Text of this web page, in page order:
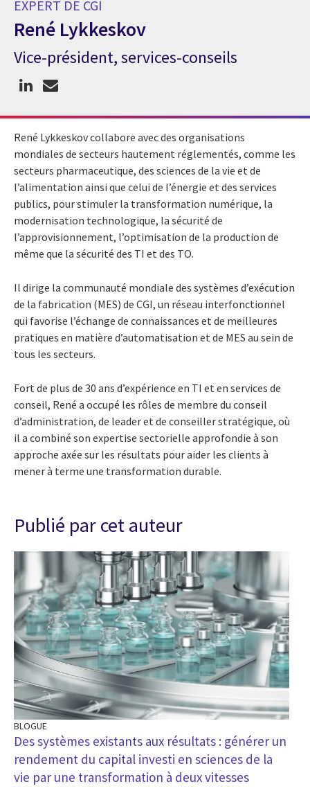
EXPERT DE CGI
René Lykkeskov
Expert de CGI René Lykkeskov
Vice-président, services-conseils
René Lykkeskov collabore avec des organisations
mondiales de secteurs hautement réglementés, comme les
secteurs pharmaceutique, des sciences de la vie et de
l’alimentation ainsi que celui de l’énergie et des services
publics, pour stimuler la transformation numérique, la
modernisation technologique, la sécurité de
l’approvisionnement, l’optimisation de la production de
même que la sécurité des TI et des TO.
Il dirige la communauté mondiale des systèmes d’exécution
de la fabrication (MES) de CGI, un réseau interfonctionnel
qui favorise l’échange de connaissances et de meilleures
pratiques en matière d’automatisation et de MES au sein de
tous les secteurs.
Fort de plus de 30 ans d’expérience en TI et en services de
conseil, René a occupé les rôles de membre du conseil
d’administration, de leader et de conseiller stratégique, où
il a combiné son expertise sectorielle approfondie à son
approche axée sur les résultats pour aider les clients à
mener à terme une transformation durable.
Publié par cet auteur
BLOGUE
Des systèmes existants aux résultats : générer un
rendement du capital investi en sciences de la
vie par une transformation à deux vitesses